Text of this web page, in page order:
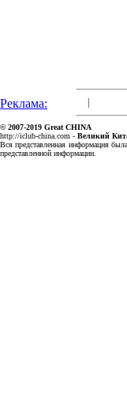
Реклама:
© 2007-2019 Great CHINA
http://iclub-china.com - Великий
Вся представленная информация
представленной информации.